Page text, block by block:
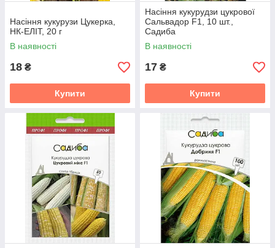
Насіння кукурузи Цукерка,
НК-ЕЛІТ, 20 г
В наявності
18 ₴
Купити
Насіння кукурудзи цукрової
Сальвадор F1, 10 шт.,
Садиба
В наявності
17 ₴
Купити